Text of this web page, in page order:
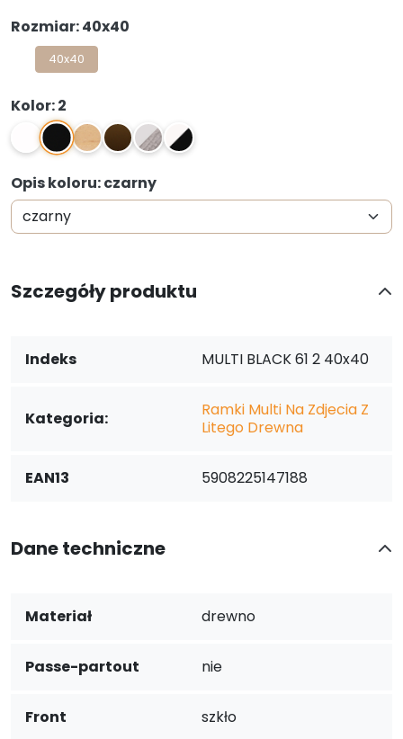
Rozmiar: 40x40
40x40
Kolor: 2
2 0N 4N 1,04
Opis koloru: czarny
Szczegóły produktu
Indeks MULTI BLACK 61 2 40x40
Kategoria:
Ramki Multi Na Zdjecia Z
Litego Drewna
EAN13 5908225147188
Dane techniczne
Materiał drewno
Passe-partout nie
Front szkło